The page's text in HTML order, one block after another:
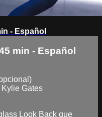
- Español
min - Español
Kylie Gates
Look Back que